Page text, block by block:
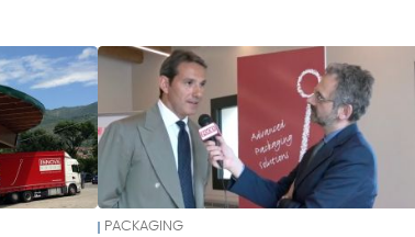
PACKAGING